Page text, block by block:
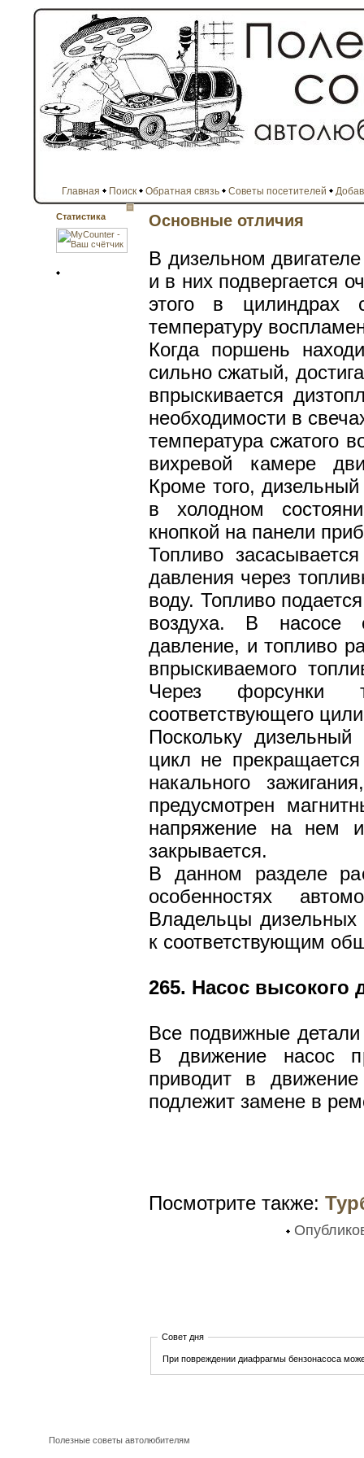
Главная Поиск Обратная связь Советы посетителей
Статистика Основные отличия
В дизельном
и в них подвергается
этого в цилиндрах
температуру
Когда поршень
сильно сжатый,
впрыскивается
необходимости в
температура сжатого
вихревой камере
Кроме того,
в холодном
кнопкой на панели
Топливо
давления через
воду. Топливо
воздуха. В насосе
давление, и топливо
впрыскиваемого
Через форсунки
соответствующего
Поскольку
цикл не
накального
предусмотрен
напряжение на нем
закрывается.
В данном разделе
особенностях
Владельцы
к соответствующим
265. Насос высокого
Все подвижные
В движение насос
приводит в
подлежит замене в
Посмотрите также:
Совет дня
При повреждении диафрагмы бензонасоса
Полезные советы автолюбителям